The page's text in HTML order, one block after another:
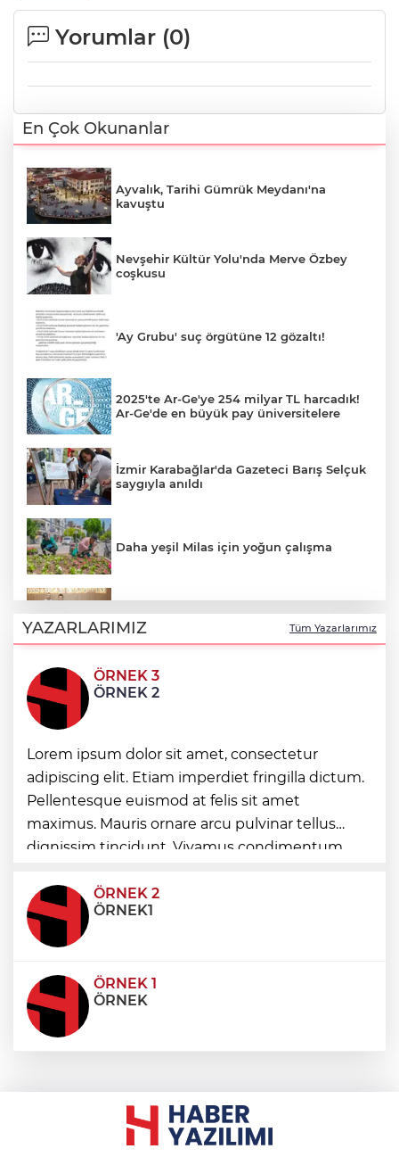
Yorumlar (0)
En Çok Okunanlar
Ayvalık, Tarihi Gümrük Meydanı'na
kavuştu
Nevşehir Kültür Yolu'nda Merve Özbey
coşkusu
'Ay Grubu' suç örgütüne 12 gözaltı!
2025'te Ar-Ge'ye 254 milyar TL harcadık!
Ar-Ge'de en büyük pay üniversitelere
İzmir Karabağlar'da Gazeteci Barış Selçuk
saygıyla anıldı
Daha yeşil Milas için yoğun çalışma
Başkan Aydın’la paylaştı
Mardin Kızıltepe Meclis Platformu’ndan
'sanal kumar' alarmı!
Bursa İnegöl'de Alanyurt Yüzme
Havuzu'nda çalışmalar tam gaz
İzmir’in simge yapısı Cihan Palas yeniden
hayat buluyor
YAZARLARIMIZ Tüm Yazarlarımız
ÖRNEK 3
ÖRNEK 2
Lorem ipsum dolor sit amet, consectetur
adipiscing elit. Etiam imperdiet fringilla dictum.
Pellentesque euismod at felis sit amet
maximus. Mauris ornare arcu pulvinar tellus
dignissim tincidunt. Vivamus condimentum
condimentum eros et, faucibus sapien. Praese
ÖRNEK 2
ÖRNEK1
ÖRNEK 1
ÖRNEK